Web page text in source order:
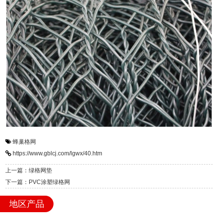
蜂巢格网
https://www.gblcj.com/lgwx/40.htm
上一篇：绿格网垫
下一篇：PVC涂塑绿格网
地区产品